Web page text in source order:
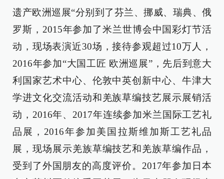
遗产欧洲巡展“分别到了芬兰、挪威、瑞典、俄
罗斯，2015年参加了米兰世博会中国彩灯节活
动，现场表演近30场，接待参观超过10万人，
2016年参加“大国工匠 欧洲巡展”，先后到意大
利国家艺术中心、伦敦中英创新中心、牛津大
学进文化交流活动和羌族草编技艺展示展销活
动，2016年、2017年连续参加米兰国际工艺礼
品展，2016年参加美国拉斯维加斯工艺礼品
展，现场展示羌族草编技艺和羌族草编作品，
受到了外国朋友的高度评价。2017年参加日本